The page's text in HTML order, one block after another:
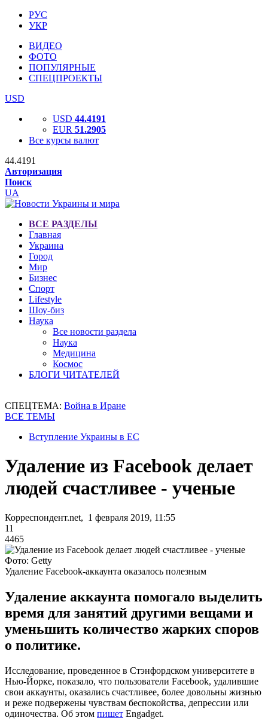
РУС
УКР
ВИДЕО
ФОТО
ПОПУЛЯРНЫЕ
СПЕЦПРОЕКТЫ
USD
USD 44.4191
EUR 51.2905
Все курсы валют
44.4191
Авторизация
Поиск
UA
ВСЕ РАЗДЕЛЫ
Главная
Украина
Город
Мир
Бизнес
Спорт
Lifestyle
Шоу-биз
Наука
Все новости раздела
Наука
Медицина
Космос
БЛОГИ ЧИТАТЕЛЕЙ
СПЕЦТЕМА: Война в Иране
ВСЕ ТЕМЫ
Вступление Украины в ЕС
Удаление из Facebook делает
людей счастливее - ученые
Корреспондент.net, 1 февраля 2019, 11:55
11
4465
Фото: Getty
Удаление Facebook-аккаунта оказалось полезным
Удаление аккаунта помогало выделить
время для занятий другими вещами и
уменьшить количество жарких споров
о политике.
Исследование, проведенное в Стэнфордском университете в
Нью-Йорке, показало, что пользователи Facebook, удалившие
свои аккаунты, оказались счастливее, более довольны жизнью
и реже подвержены чувствам беспокойства, депрессии или
одиночества. Об этом пишет Engadget.